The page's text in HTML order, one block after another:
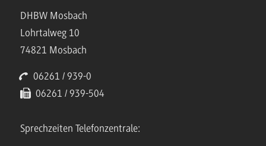
DHBW Mosbach
Lohrtalweg 10
74821 Mosbach
06261 / 939-0
06261 / 939-504
Sprechzeiten Telefonzentrale: